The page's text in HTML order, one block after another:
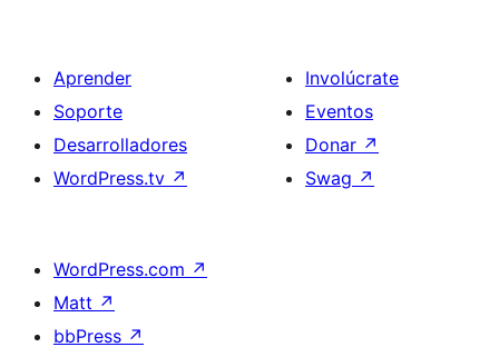
Aprender
Soporte
Desarrolladores
WordPress.tv ↗
Involúcrate
Eventos
Donar ↗
Swag ↗
WordPress.com ↗
Matt ↗
bbPress ↗